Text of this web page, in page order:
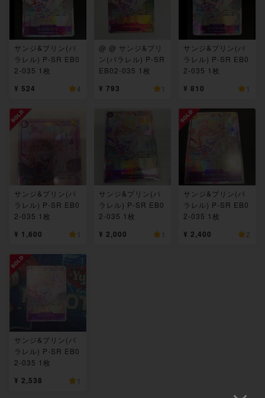
サンジ&プリン(パ
ラレル) P-SR EB0
2-035 1枚
¥ 524 4
@ @ サンジ&プリ
ン(パラレル) P-SR
EB02-035 1枚
¥ 793 1
サンジ&プリン(パ
ラレル) P-SR EB0
2-035 1枚
¥ 810 1
サンジ&プリン(パ
ラレル) P-SR EB0
2-035 1枚
¥ 1,600 1
サンジ&プリン(パ
ラレル) P-SR EB0
2-035 1枚
¥ 2,000 1
サンジ&プリン(パ
ラレル) P-SR EB0
2-035 1枚
¥ 2,400 2
サンジ&プリン(パ
ラレル) P-SR EB0
2-035 1枚
¥ 2,538 1